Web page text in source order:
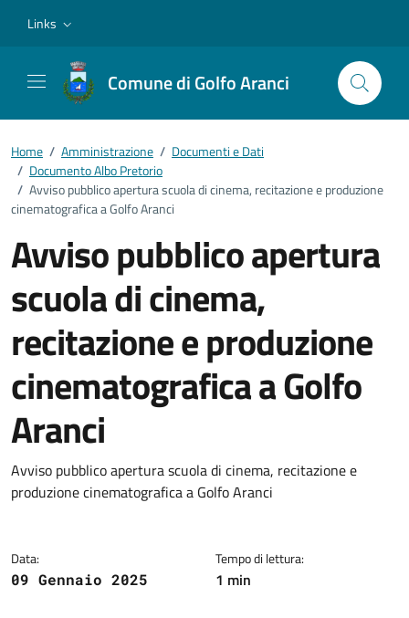
Links
Comune di Golfo Aranci
Home / Amministrazione / Documenti e Dati
/ Documento Albo Pretorio
/ Avviso pubblico apertura scuola di cinema, recitazione e produzione
cinematografica a Golfo Aranci
Avviso pubblico apertura
scuola di cinema,
recitazione e produzione
cinematografica a Golfo
Aranci
Dettagli del documento
Avviso pubblico apertura scuola di cinema, recitazione e
produzione cinematografica a Golfo Aranci
Data:
09 Gennaio 2025
Tempo di lettura:
1 min